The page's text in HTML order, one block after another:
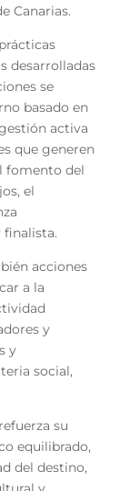
Canarias.
desarrolladas
se
basado en
activa
que generen
fomento del
el
acciones
a la
y
y
social,
su
equilibrado,
del destino,